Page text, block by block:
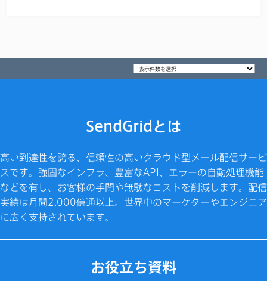
SendGridとは
高い到達性を誇る、信頼性の高いクラウド型メール配信サービ
スです。強固なインフラ、豊富なAPI、エラーの自動処理機能
などを有し、お客様の手間や無駄なコストを削減します。配信
実績は月間2,000億通以上。世界中のマーケターやエンジニア
に広く支持されています。
お役立ち資料